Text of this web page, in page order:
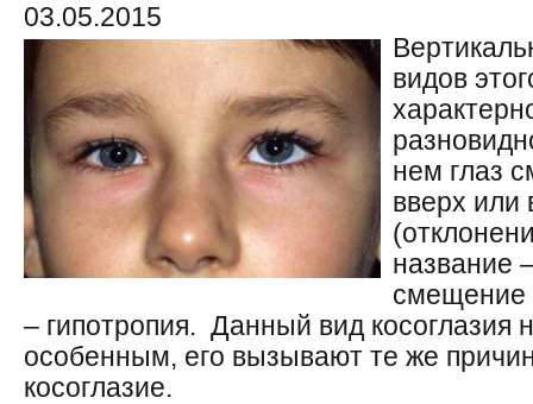
03.05.2015
видов
нем глаз
вверх
название
смещение
– гипотропия. Данный вид косоглазия
особенным, его вызывают те же
косоглазие.